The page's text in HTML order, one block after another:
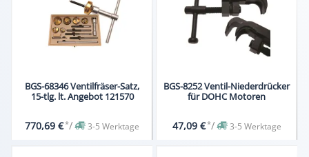
BGS-68346 Ventilfräser-Satz,
15-tlg. lt. Angebot 121570
770,69 €*/ 3-5 Werktage
BGS-8252 Ventil-Niederdrücker
für DOHC Motoren
47,09 €*/ 3-5 Werktage